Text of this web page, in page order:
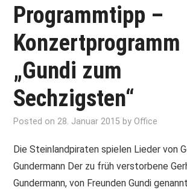
Programmtipp –
Konzertprogramm
„Gundi zum
Sechzigsten“
Posted on28. Januar 2015 byOffice
Die Steinlandpiraten spielen Lieder von
Gundermann Der zu früh verstorbene
Gundermann, von Freunden Gundi